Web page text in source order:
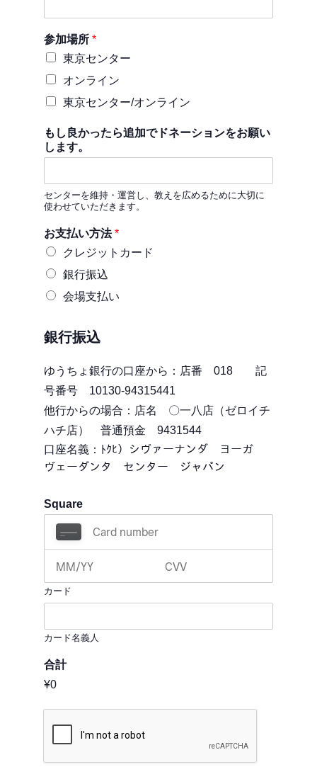
参加場所 *
東京センター
オンライン
東京センター/オンライン
もし良かったら追加でドネーションをお願い
します。
センターを維持・運営し、教えを広めるために大切に
使わせていただきます。
お支払い方法*
クレジットカード
銀行振込
会場支払い
銀行振込
ゆうちょ銀行の口座から：店番 018 記
号番号 10130-94315441
他行からの場合：店名 〇一八店（ゼロイチ
ハチ店） 普通預金 9431544
口座名義：ﾄｸﾋ）シヴァーナンダ ヨーガ
ヴェーダンタ センター ジャパン
Square
カード
カード名義人
合計
¥0